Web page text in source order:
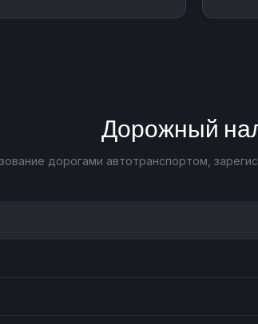
Дорожный
дорогами автотранспортом,